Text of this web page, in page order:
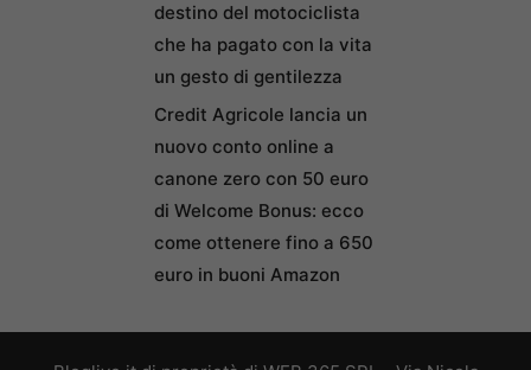
destino del motociclista
che ha pagato con la vita
un gesto di gentilezza
Credit Agricole lancia un
nuovo conto online a
canone zero con 50 euro
di Welcome Bonus: ecco
come ottenere fino a 650
euro in buoni Amazon